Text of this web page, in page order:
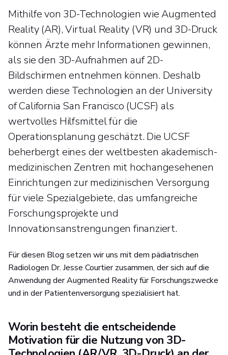
Mithilfe von 3D-Technologien wie Augmented
Reality (AR), Virtual Reality (VR) und 3D-Druck
können Ärzte mehr Informationen gewinnen,
als sie den 3D-Aufnahmen auf 2D-
Bildschirmen entnehmen können. Deshalb
werden diese Technologien an der University
of California San Francisco (UCSF) als
wertvolles Hilfsmittel für die
Operationsplanung geschätzt. Die UCSF
beherbergt eines der weltbesten akademisch-
medizinischen Zentren mit hochangesehenen
Einrichtungen zur medizinischen Versorgung
für viele Spezialgebiete, das umfangreiche
Forschungsprojekte und
Innovationsanstrengungen finanziert.
Für diesen Blog setzen wir uns mit dem pädiatrischen
Radiologen Dr. Jesse Courtier zusammen, der sich auf die
Anwendung der Augmented Reality für Forschungszwecke
und in der Patientenversorgung spezialisiert hat.
Worin besteht die entscheidende
Motivation für die Nutzung von 3D-